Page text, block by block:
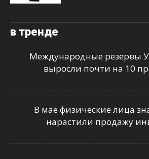
в тренде
Международные резервы
выросли почти на 10
В мае физические лица
нарастили продажу